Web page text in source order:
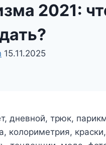
2021:
15.11.2025